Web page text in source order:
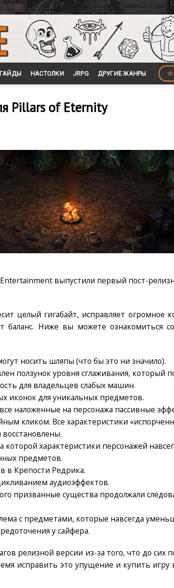
ГАЙДЫ НАСТОЛКИ JRPG ДРУГИЕ ЖАНРЫ ☆
Pillars of Eternity
выпустили первый пост-
целый гигабайт, исправляет огромное
баланс. Ниже вы можете ознакомиться
носить шляпы (что бы это ни значило).
ползунок уровня сглаживания, который
для владельцев слабых машин.
иконок для уникальных предметов.
наложенные на персонажа пассивные
кликом. Все характеристики
которой характеристики персонажей
предметов.
в Крепости Редрика.
аудиоэффектов.
призванные существа продолжали
с предметами, которые навсегда
у сайфера.
релизной версии из-за того, что до сих
исправить это упущение и купить игру